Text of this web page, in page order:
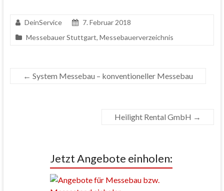
DeinService
7. Februar 2018
Messebauer Stuttgart, Messebauerverzeichnis
← System Messebau – konventioneller Messebau
Heilight Rental GmbH →
Jetzt Angebote einholen: